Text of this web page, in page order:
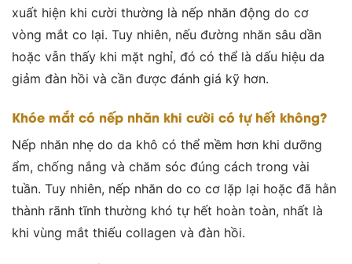
xuất hiện khi cười thường là nếp nhăn động do cơ
vòng mắt co lại. Tuy nhiên, nếu đường nhăn sâu dần
hoặc vẫn thấy khi mặt nghỉ, đó có thể là dấu hiệu da
giảm đàn hồi và cần được đánh giá kỹ hơn.
Khóe mắt có nếp nhăn khi cười có tự hết không?
Nếp nhăn nhẹ do da khô có thể mềm hơn khi dưỡng
ẩm, chống nắng và chăm sóc đúng cách trong vài
tuần. Tuy nhiên, nếp nhăn do co cơ lặp lại hoặc đã hằn
thành rãnh tĩnh thường khó tự hết hoàn toàn, nhất là
khi vùng mắt thiếu collagen và đàn hồi.